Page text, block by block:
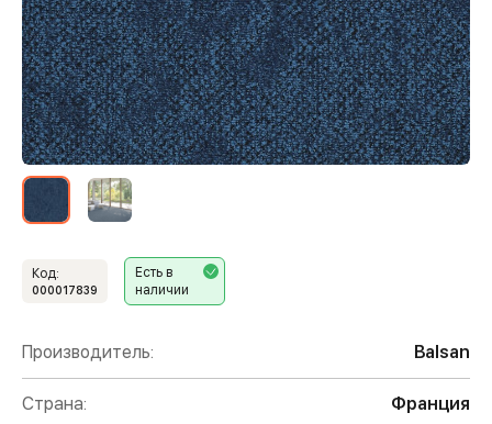
Код:
000017839
Есть в
наличии
Производитель: Balsan
Страна: Франция